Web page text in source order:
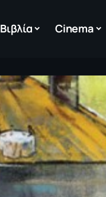
Βιβλία Cinema